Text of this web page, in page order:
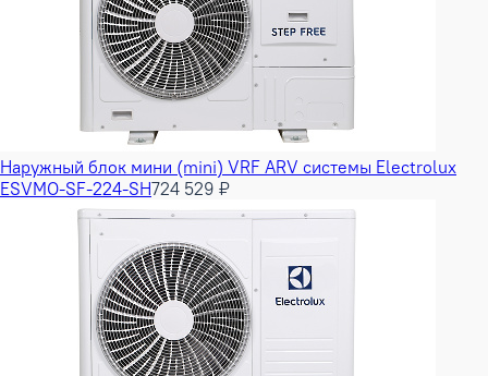
Наружный блок мини (mini) VRF ARV системы Electrolux
ESVMO-SF-224-SH724 529 ₽